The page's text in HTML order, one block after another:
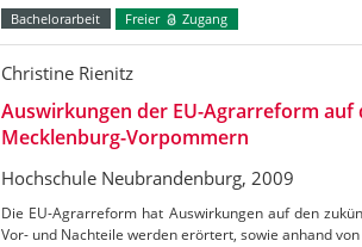
Bachelorarbeit Freier Zugang
Christine Rienitz
Auswirkungen der EU-Agrarreform
Mecklenburg-Vorpommern
Hochschule Neubrandenburg, 2009
Die EU-Agrarreform hat Auswirkungen auf den
Vor- und Nachteile werden erörtert, sowie anhand